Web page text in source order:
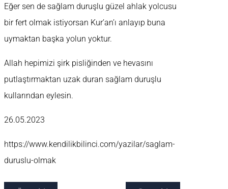
Eğer sen de sağlam duruşlu güzel ahlak yolcusu
bir fert olmak istiyorsan Kur’an’ı anlayıp buna
uymaktan başka yolun yoktur.
Allah hepimizi şirk pisliğinden ve hevasını
putlaştırmaktan uzak duran sağlam duruşlu
kullarından eylesin.
26.05.2023
https://www.kendilikbilinci.com/yazilar/saglam-
duruslu-olmak